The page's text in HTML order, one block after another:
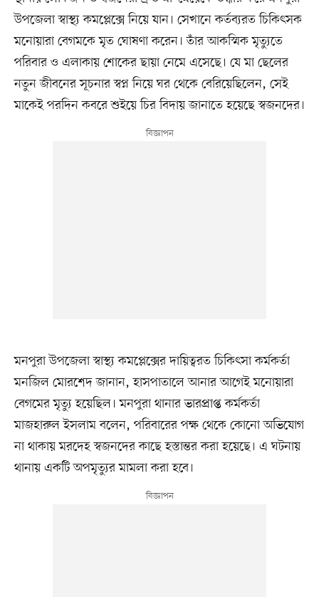
উপজেলা স্বাস্থ্য কমপ্লেক্সে নিয়ে যান। সেখানে কর্তব্যরত চিকিৎসক
মনোয়ারা বেগমকে মৃত ঘোষণা করেন। তাঁর আকস্মিক মৃত্যুতে
পরিবার ও এলাকায় শোকের ছায়া নেমে এসেছে। যে মা ছেলের
নতুন জীবনের সূচনার স্বপ্ন নিয়ে ঘর থেকে বেরিয়েছিলেন, সেই
মাকেই পরদিন কবরে শুইয়ে চির বিদায় জানাতে হয়েছে স্বজনদের।
মনপুরা উপজেলা স্বাস্থ্য কমপ্লেক্সের দায়িত্বরত চিকিৎসা কর্মকর্তা
মনজিল মোরশেদ জানান, হাসপাতালে আনার আগেই মনোয়ারা
বেগমের মৃত্যু হয়েছিল। মনপুরা থানার ভারপ্রাপ্ত কর্মকর্তা
মাজহারুল ইসলাম বলেন, পরিবারের পক্ষ থেকে কোনো অভিযোগ
না থাকায় মরদেহ স্বজনদের কাছে হস্তান্তর করা হয়েছে। এ ঘটনায়
থানায় একটি অপমৃত্যুর মামলা করা হবে।